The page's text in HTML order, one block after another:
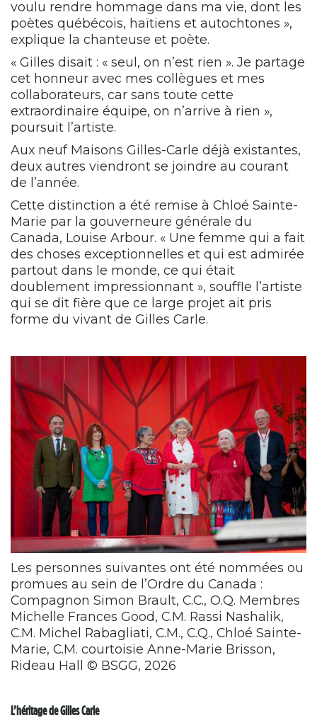
voulu rendre hommage dans ma vie, dont les
poètes québécois, haïtiens et autochtones »,
explique la chanteuse et poète.
« Gilles disait : « seul, on n’est rien ». Je partage
cet honneur avec mes collègues et mes
collaborateurs, car sans toute cette
extraordinaire équipe, on n’arrive à rien »,
poursuit l’artiste.
Aux neuf Maisons Gilles-Carle déjà existantes,
deux autres viendront se joindre au courant
de l’année.
Cette distinction a été remise à Chloé Sainte-
Marie par la gouverneure générale du
Canada, Louise Arbour. « Une femme qui a fait
des choses exceptionnelles et qui est admirée
partout dans le monde, ce qui était
doublement impressionnant », souffle l’artiste
qui se dit fière que ce large projet ait pris
forme du vivant de Gilles Carle.
Les personnes suivantes ont été nommées ou
promues au sein de l’Ordre du Canada :
Compagnon Simon Brault, C.C., O.Q. Membres
Michelle Frances Good, C.M. Rassi Nashalik,
C.M. Michel Rabagliati, C.M., C.Q., Chloé Sainte-
Marie, C.M. courtoisie Anne-Marie Brisson,
Rideau Hall © BSGG, 2026
L’héritage de Gilles Carle